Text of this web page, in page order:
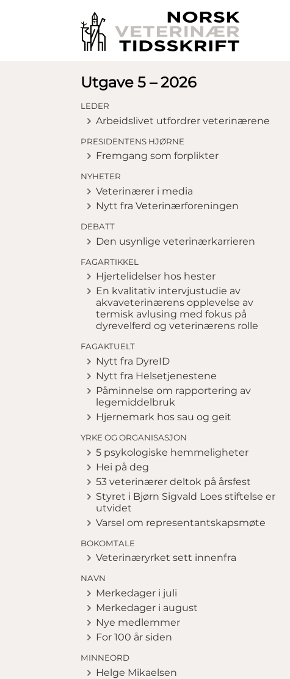
Utgave 5 – 2026
LEDER
Arbeidslivet utfordrer veterinærene
PRESIDENTENS HJØRNE
Fremgang som forplikter
NYHETER
Veterinærer i media
Nytt fra Veterinærforeningen
DEBATT
Den usynlige veterinærkarrieren
FAGARTIKKEL
Hjertelidelser hos hester
En kvalitativ intervjustudie av
akvaveterinærens opplevelse av
termisk avlusing med fokus på
dyrevelferd og veterinærens rolle
FAGAKTUELT
Nytt fra DyreID
Nytt fra Helsetjenestene
Påminnelse om rapportering av
legemiddelbruk
Hjernemark hos sau og geit
YRKE OG ORGANISASJON
5 psykologiske hemmeligheter
Hei på deg
53 veterinærer deltok på årsfest
Styret i Bjørn Sigvald Loes stiftelse er
utvidet
Varsel om representantskapsmøte
BOKOMTALE
Veterinæryrket sett innenfra
NAVN
Merkedager i juli
Merkedager i august
Nye medlemmer
For 100 år siden
MINNEORD
Helge Mikaelsen